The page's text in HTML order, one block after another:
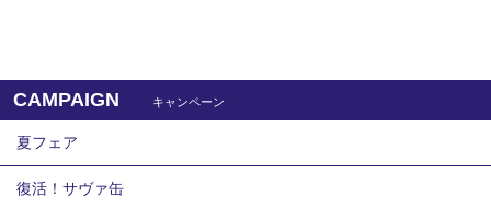
CAMPAIGN キャンペーン
夏フェア
復活！サヴァ缶